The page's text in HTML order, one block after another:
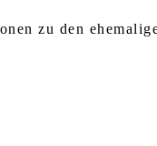
zu den